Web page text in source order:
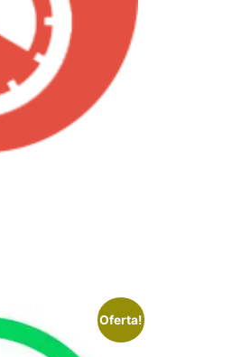
Oferta!